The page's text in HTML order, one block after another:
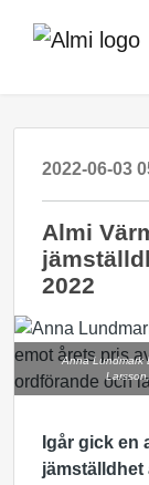
2022-06-03
Almi
2022
Anna Lundmark
Igår gick en
jämställdhet